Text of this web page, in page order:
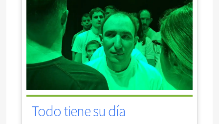
Todo tiene su día